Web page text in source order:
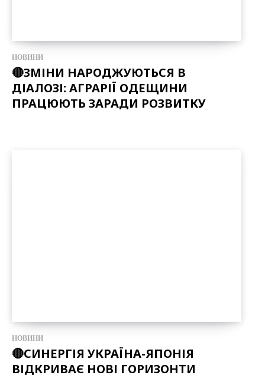
НОВИНИ
🔴ЗМІНИ НАРОДЖУЮТЬСЯ В
ДІАЛОЗІ: АГРАРІЇ ОДЕЩИНИ
ПРАЦЮЮТЬ ЗАРАДИ РОЗВИТКУ
НОВИНИ
🔴СИНЕРГІЯ УКРАЇНА-ЯПОНІЯ
ВІДКРИВАЄ НОВІ ГОРИЗОНТИ